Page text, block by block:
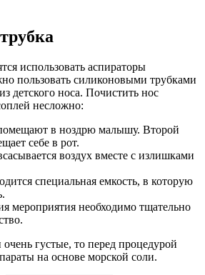
использовать аспираторы
пользовать силиконовыми трубками
детского носа. Почистить нос
несложно:
в ноздрю малышу. Второй
себе в рот.
воздух вместе с излишками
специальная емкость, в которую
мероприятия необходимо тщательно
густые, то перед процедурой
на основе морской соли.